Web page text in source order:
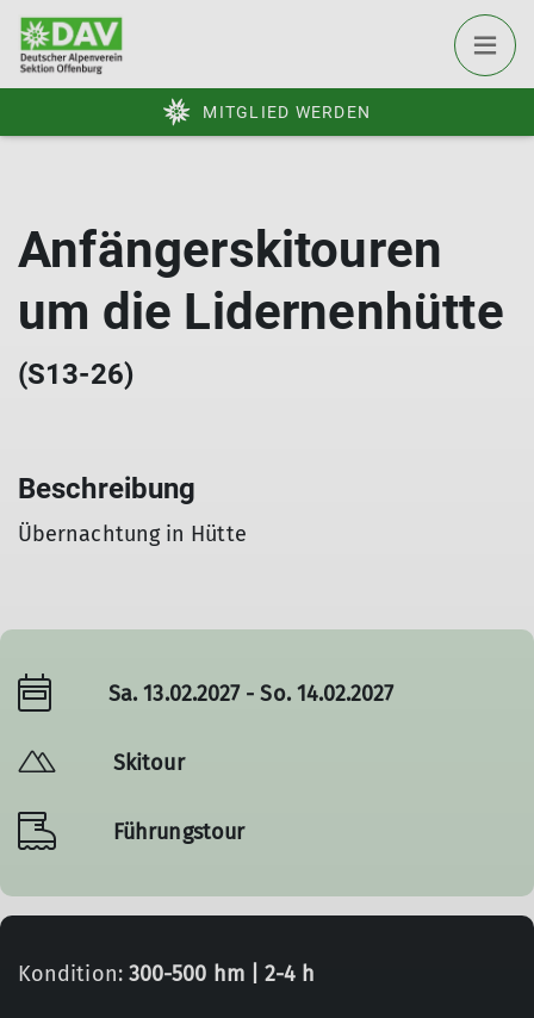
MITGLIED WERDEN
Anfängerskitouren
um die Lidernenhütte
(S13-26)
Beschreibung
Übernachtung in Hütte
Sa. 13.02.2027 - So. 14.02.2027
Skitour
Führungstour
Kondition: 300-500 hm | 2-4 h